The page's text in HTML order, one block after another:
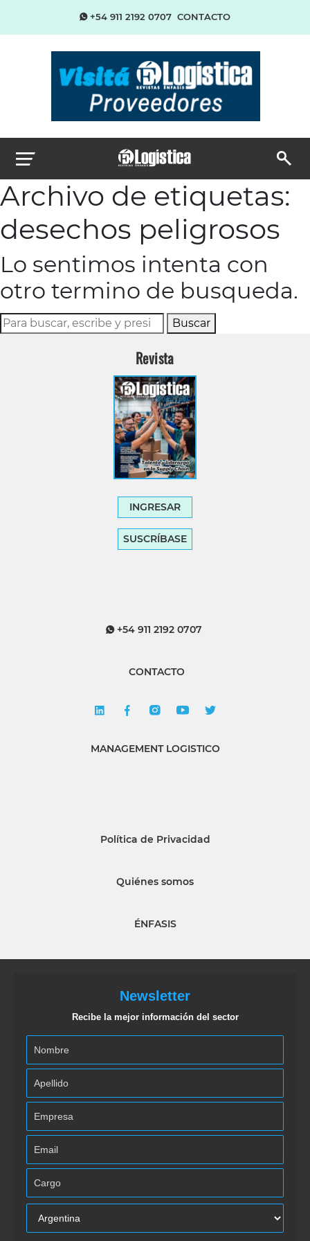
+54 911 2192 0707 CONTACTO
Archivo de etiquetas:
desechos peligrosos
Lo sentimos intenta con
otro termino de busqueda.
Buscar
Revista
INGRESAR
SUSCRÍBASE
+54 911 2192 0707
CONTACTO
MANAGEMENT LOGISTICO
Política de Privacidad
Quiénes somos
ÉNFASIS
Newsletter
Recibe la mejor información del sector